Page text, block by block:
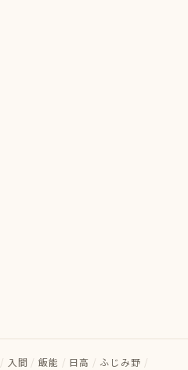
/ 入間 / 飯能 / 日高 / ふじみ野 /